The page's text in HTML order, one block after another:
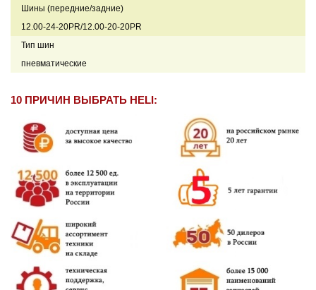
Шины (передние/задние)
12.00-24-20PR/12.00-20-20PR
Тип шин
пневматические
10 ПРИЧИН ВЫБРАТЬ HELI: